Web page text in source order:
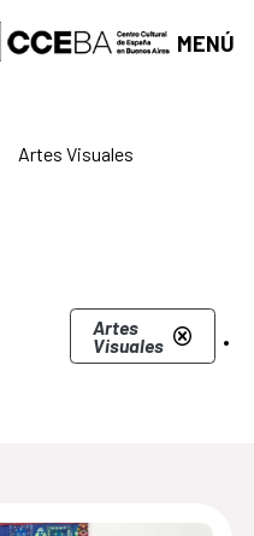
MENÚ
Artes Visuales
de
Artes
Visuales .